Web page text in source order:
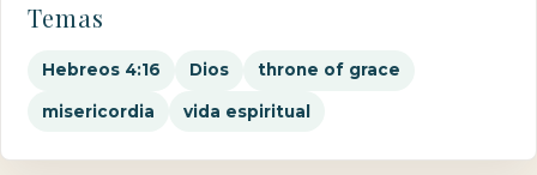
Temas
Hebreos 4:16 Dios throne of grace
misericordia vida espiritual